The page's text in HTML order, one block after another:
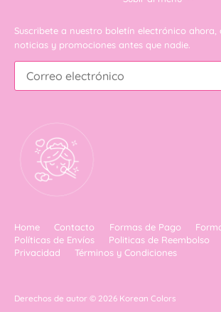
Suscribete a nuestro boletín electrónico
noticias y promociones antes que nadie.
Home Contacto Formas de Pago
Políticas de Envíos
Politicas de Reembolso
Privacidad
Términos y Condiciones
Derechos de autor © 2026 Korean Colors